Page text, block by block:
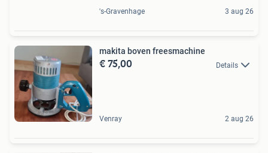
's-Gravenhage 3 aug 26
makita boven freesmachine
€ 75,00 Details
Venray 2 aug 26